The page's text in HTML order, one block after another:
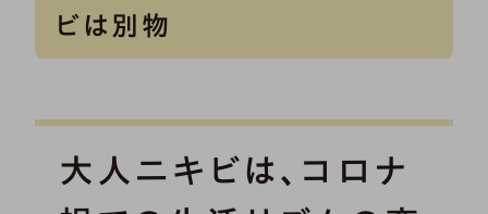
ビは別物
大人ニキビは、コロナ